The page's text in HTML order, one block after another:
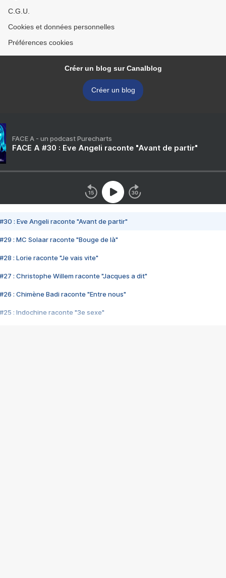
C.G.U.
Cookies et données personnelles
Préférences cookies
Créer un blog sur Canalblog
Créer un blog
FACE A - un podcast Purecharts
FACE A #30 : Eve Angeli raconte "Avant de partir"
#30 : Eve Angeli raconte "Avant de partir"
#29 : MC Solaar raconte "Bouge de là"
#28 : Lorie raconte "Je vais vite"
#27 : Christophe Willem raconte "Jacques a dit"
#26 : Chimène Badi raconte "Entre nous"
#25 : Indochine raconte "3e sexe"